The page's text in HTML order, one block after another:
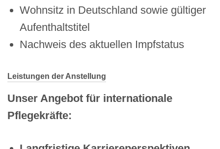
Wohnsitz in Deutschland sowie gültiger
Aufenthaltstitel
Nachweis des aktuellen Impfstatus
Leistungen der Anstellung
Unser Angebot für internationale
Pflegekräfte: